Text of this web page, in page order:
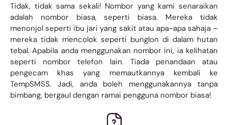
Tidak, tidak sama sekali! Nombor yang kami senaraikan
adalah nombor biasa, seperti biasa. Mereka tidak
menonjol seperti ibu jari yang sakit atau apa-apa sahaja –
mereka tidak mencolok seperti bunglon di dalam hutan
tebal. Apabila anda menggunakan nombor ini, ia kelihatan
seperti nombor telefon lain. Tiada penandaan atau
pengecam khas yang memautkannya kembali ke
TempSMSS. Jadi, anda boleh menggunakannya tanpa
bimbang, bergaul dengan ramai pengguna nombor biasa!